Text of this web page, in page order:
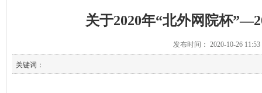
关于2020年“北外网院杯
发布时间： 2020-10-26
关键词：